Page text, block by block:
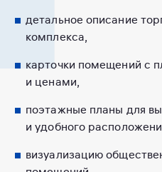
детальное описание
комплекса,
карточки помещений с
и ценами,
поэтажные планы для
и удобного
визуализацию